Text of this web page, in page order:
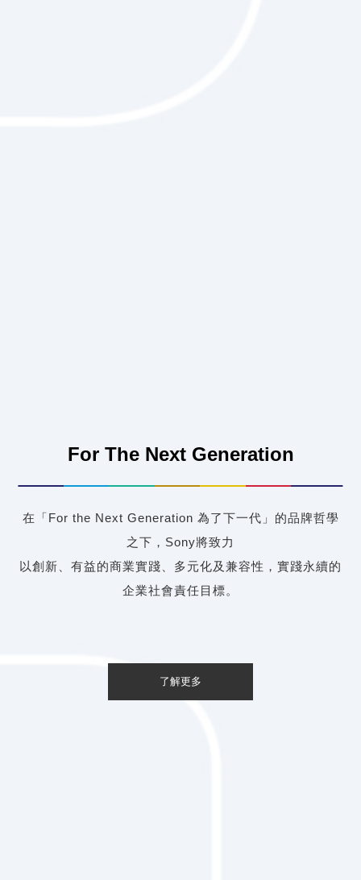
For The Next Generation
在「For the Next Generation 為了下一代」的品牌哲學
之下，Sony將致力
以創新、有益的商業實踐、多元化及兼容性，實踐永續的
企業社會責任目標。
了解更多